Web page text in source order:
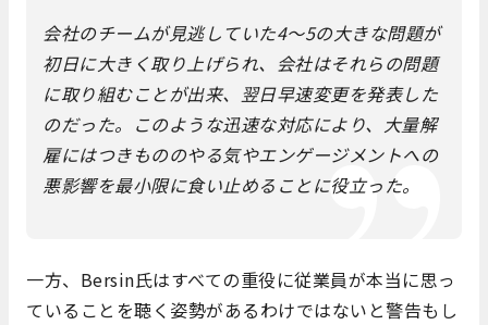
会社のチームが見逃していた4～5の大きな問題が
初日に大きく取り上げられ、会社はそれらの問題
に取り組むことが出来、翌日早速変更を発表した
のだった。このような迅速な対応により、大量解
雇にはつきもののやる気やエンゲージメントへの
悪影響を最小限に食い止めることに役立った。
一方、Bersin氏はすべての重役に従業員が本当に思っ
ていることを聴く姿勢があるわけではないと警告もし